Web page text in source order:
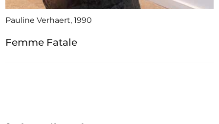
Pauline Verhaert, 1990
Femme Fatale